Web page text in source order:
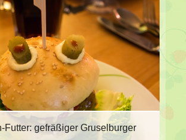
Futter: gefräßiger Gruselburger